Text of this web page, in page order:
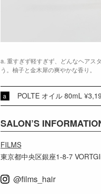
a. 重すぎず軽すぎず、どんなヘアス
う。柚子と金木犀の爽やかな香り。
POLTE オイル 80mL
SALON’S
FILMS
東京都中央区銀座1-8-7
@films_hair